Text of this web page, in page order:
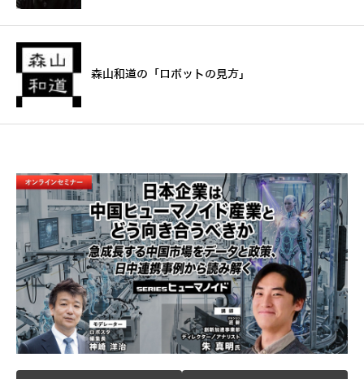
森山和道の「ロボットの見方」